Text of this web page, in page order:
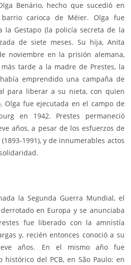
Benário, hecho que sucedió en
carioca de Méier. Olga fue
la Gestapo (la policía secreta de la
de siete meses. Su hija, Anita
noviembre en la prisión alemana,
tarde a la madre de Prestes, la
emprendido una campaña de
para liberar a su nieta, con quien
. Olga fue ejecutada en el campo de
en 1942. Prestes permaneció
años, a pesar de los esfuerzos de
1991), y de innumerables actos
la Segunda Guerra Mundial, el
en Europa y se anunciaba
fue liberado con la amnistía
y, recién entonces conoció a su
años. En el mismo año fue
histórico del PCB, en São Paulo: en